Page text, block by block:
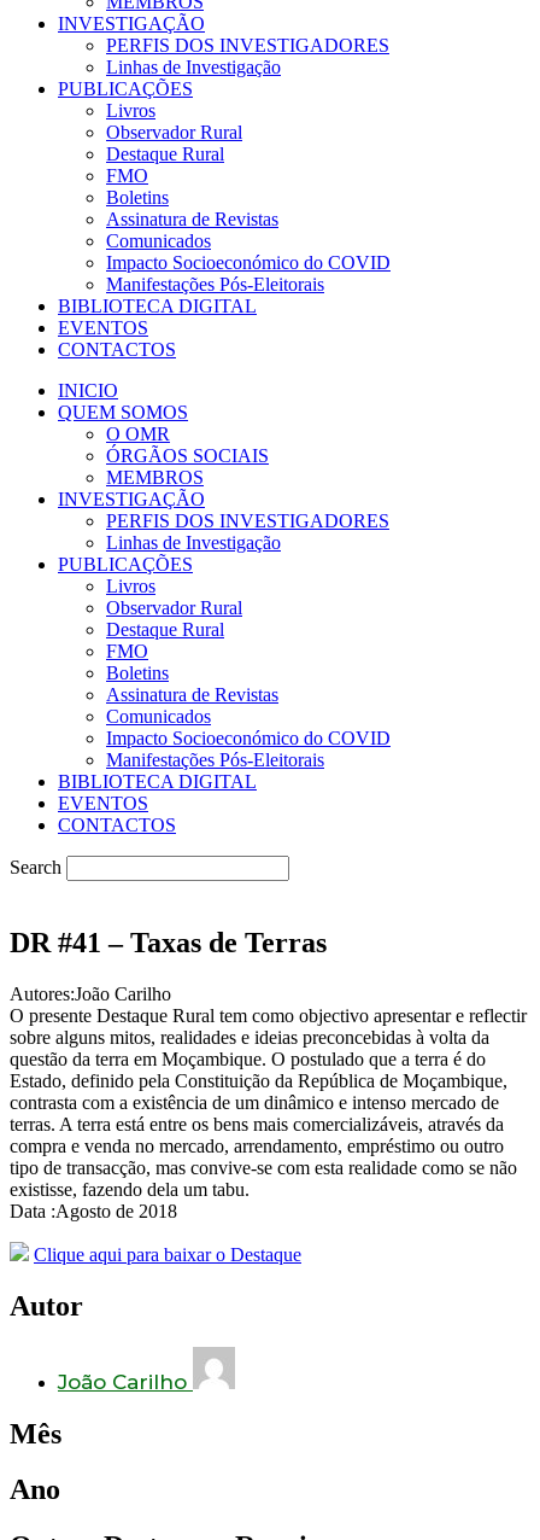
INVESTIGAÇÃO
PERFIS DOS INVESTIGADORES
Linhas de Investigação
PUBLICAÇÕES
Livros
Observador Rural
Destaque Rural
FMO
Boletins
Assinatura de Revistas
Comunicados
Impacto Socioeconómico do COVID
Manifestações Pós-Eleitorais
BIBLIOTECA DIGITAL
EVENTOS
CONTACTOS
INICIO
QUEM SOMOS
O OMR
ÓRGÃOS SOCIAIS
MEMBROS
INVESTIGAÇÃO
PERFIS DOS INVESTIGADORES
Linhas de Investigação
PUBLICAÇÕES
Livros
Observador Rural
Destaque Rural
FMO
Boletins
Assinatura de Revistas
Comunicados
Impacto Socioeconómico do COVID
Manifestações Pós-Eleitorais
BIBLIOTECA DIGITAL
EVENTOS
CONTACTOS
Search
DR #41 – Taxas de Terras
Autores:João Carilho
O presente Destaque Rural tem como objectivo apresentar e reflectir
sobre alguns mitos, realidades e ideias preconcebidas à volta da
questão da terra em Moçambique. O postulado que a terra é do
Estado, definido pela Constituição da República de Moçambique,
contrasta com a existência de um dinâmico e intenso mercado de
terras. A terra está entre os bens mais comercializáveis, através da
compra e venda no mercado, arrendamento, empréstimo ou outro
tipo de transacção, mas convive-se com esta realidade como se não
existisse, fazendo dela um tabu.
Data :Agosto de 2018
Clique aqui para baixar o Destaque
Autor
João Carilho
Mês
Ano